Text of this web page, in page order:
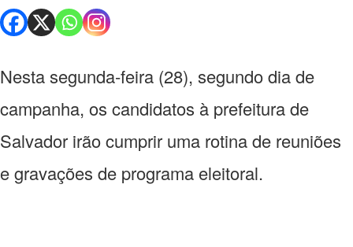
Nesta segunda-feira (28), segundo dia de
campanha, os candidatos à prefeitura de
Salvador irão cumprir uma rotina de reuniões
e gravações de programa eleitoral.